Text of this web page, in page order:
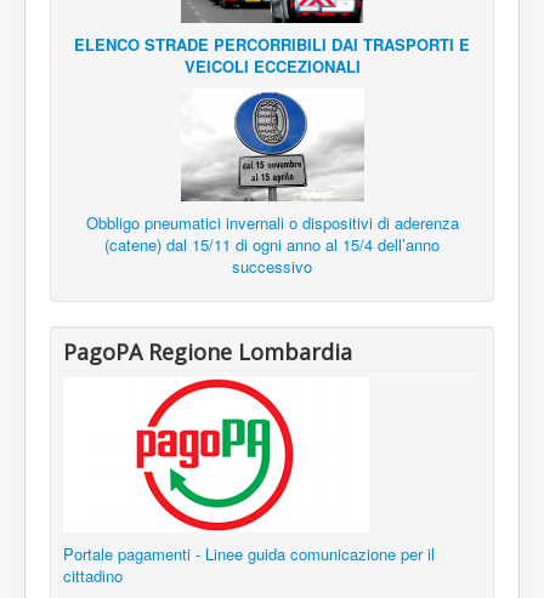
ELENCO STRADE PERCORRIBILI DAI TRASPORTI E
VEICOLI ECCEZIONALI
Obbligo pneumatici invernali o dispositivi di aderenza
(catene) dal 15/11 di ogni anno al 15/4 dell’anno
successivo
PagoPA Regione Lombardia
Portale pagamenti - Linee guida comunicazione per il
cittadino